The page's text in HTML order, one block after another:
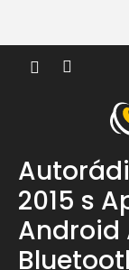
obsah
2015 s
Android